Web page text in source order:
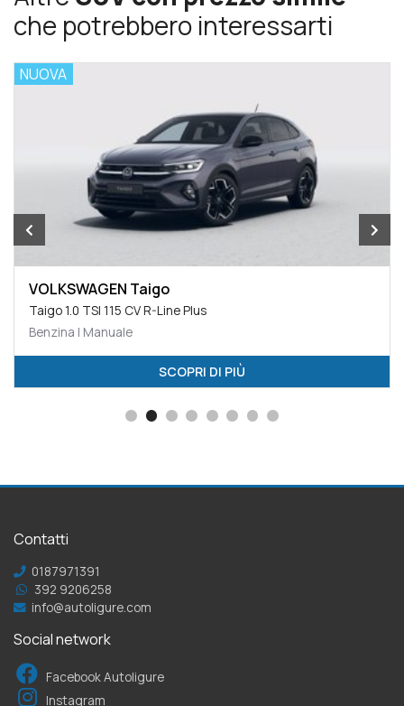
che potrebbero interessarti
NUOVA
VOLKSWAGEN Taigo
Taigo 1.0 TSI 115 CV R-Line Plus
Benzina | Manuale
SCOPRI DI PIÙ
Contatti
0187971391
392 9206258
info@autoligure.com
Social network
Facebook Autoligure
Instagram